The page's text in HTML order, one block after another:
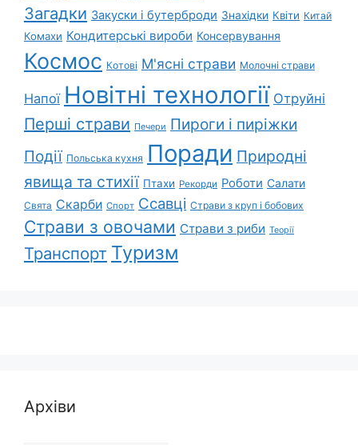
Загадки Закуски і бутерброди Знахідки Квіти Китай
Комахи Кондитерські вироби Консервування
Космос Котові М'ясні страви Молочні страви
Напої Новітні технології Отруйні
Перші страви Печери Пироги і пиріжки
Події Польська кухня Поради Природні
явища та стихії Птахи Рекорди Роботи Салати
Свята Скарби Спорт Ссавці Страви з круп і бобових
Страви з овочами Страви з риби Теорії
Транспорт Туризм
Архіви